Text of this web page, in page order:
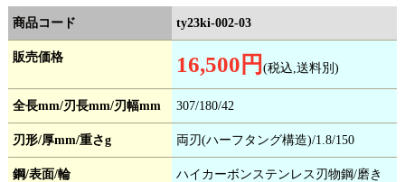
商品コード ty23ki-002-03
販売価格 16,500円 (税込,送料別)
全長mm/刃長mm/刃幅mm 307/180/42
刃形/厚mm/重さg 両刃(ハーフタング構造)/1.8/150
鋼/表面/輪 ハイカーボンステンレス刃物鋼/磨き